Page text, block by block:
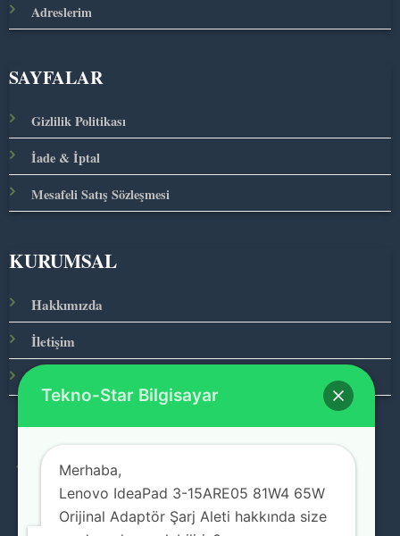
Adreslerim
SAYFALAR
Gizlilik Politikası
İade & İptal
Mesafeli Satış Sözleşmesi
KURUMSAL
Hakkımızda
İletişim
© 2026 Teknolojinin Starı
Tekno-Star Bilgisayar
Merhaba,
Lenovo IdeaPad 3-15ARE05 81W4 65W
Orijinal Adaptör Şarj Aleti hakkında size